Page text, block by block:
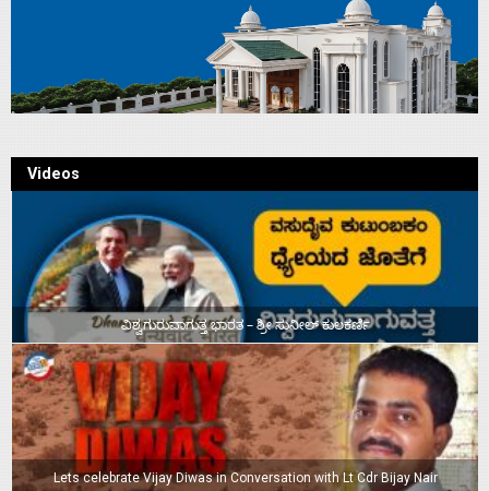
Videos
ವಿಶ್ವಗುರುವಾಗುತ್ತ ಭಾರತ – ಶ್ರೀ ಸುನೀಲ್‌ ಕುಲಕರ್ಣಿ
Lets celebrate Vijay Diwas in Conversation with Lt Cdr Bijay Nair